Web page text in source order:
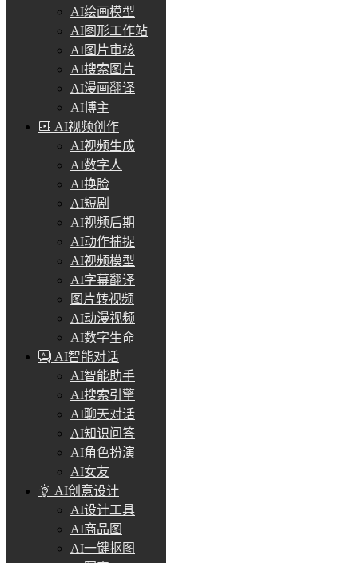
AI绘画模型
AI图形工作站
AI图片审核
AI搜索图片
AI漫画翻译
AI博主
AI视频创作
AI视频生成
AI数字人
AI换脸
AI短剧
AI视频后期
AI动作捕捉
AI视频模型
AI字幕翻译
图片转视频
AI动漫视频
AI数字生命
AI智能对话
AI智能助手
AI搜索引擎
AI聊天对话
AI知识问答
AI角色扮演
AI女友
AI创意设计
AI设计工具
AI商品图
AI一键抠图